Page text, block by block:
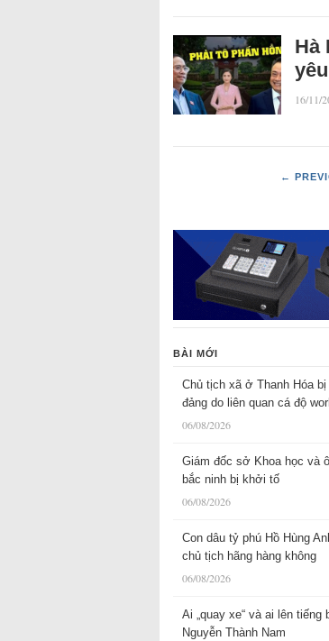
Hà
16/11/
←
BÀI MỚI
Chủ tịch xã ở Thanh Hóa
đảng do liên quan cá độ
06/08/2026
Giám đốc sở Khoa học và
bắc ninh bị khởi tố
06/08/2026
Con dâu tỷ phú Hồ Hùng
chủ tịch hãng hàng không
06/08/2026
Ai „quay xe“ và ai lên tiếng
Nguyễn Thành Nam